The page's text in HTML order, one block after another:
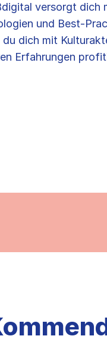
versorgt dich
und Best-
du dich mit
Erfahrungen